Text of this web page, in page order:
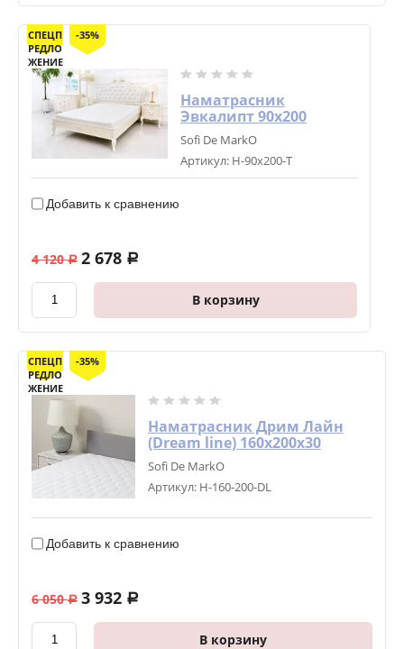
СПЕЦП
РЕДЛО
ЖЕНИЕ
-35%
Наматрасник
Эвкалипт 90х200
Sofi De MarkO
Артикул:Н-90х200-Т
Добавить к сравнению
4 120 a 2 678 a
В корзину
СПЕЦП
РЕДЛО
ЖЕНИЕ
-35%
Наматрасник Дрим Лайн
(Dream line) 160х200х30
Sofi De MarkO
Артикул:Н-160-200-DL
Добавить к сравнению
6 050 a 3 932 a
В корзину